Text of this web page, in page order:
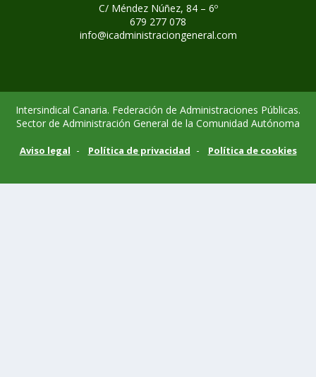
C/ Méndez Núñez, 84 – 6º
679 277 078
info@icadministraciongeneral.com
Intersindical Canaria. Federación de Administraciones Públicas.
Sector de Administración General de la Comunidad Autónoma
Aviso legal - Política de privacidad - Política de cookies